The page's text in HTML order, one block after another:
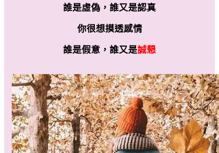
誰是虛偽，誰又是認真
你很想摸透感情
誰是假意，誰又是誠懇